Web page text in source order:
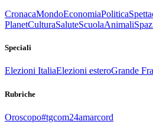
CronacaMondoEconomiaPolitica
PlanetCulturaSaluteScuolaAnimali
Speciali
Elezioni ItaliaElezioni esteroGrande
Rubriche
Oroscopo#tgcom24amarcord